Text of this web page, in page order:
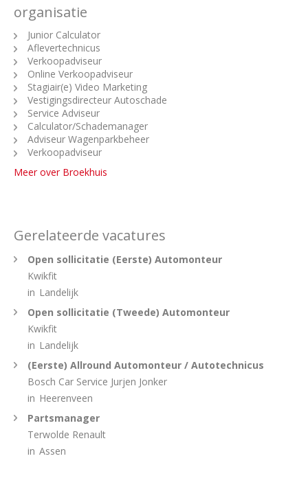
organisatie
Junior Calculator
Aflevertechnicus
Verkoopadviseur
Online Verkoopadviseur
Stagiair(e) Video Marketing
Vestigingsdirecteur Autoschade
Service Adviseur
Calculator/Schademanager
Adviseur Wagenparkbeheer
Verkoopadviseur
Meer over Broekhuis
Gerelateerde vacatures
Open sollicitatie (Eerste) Automonteur
Kwikfit
in Landelijk
Open sollicitatie (Tweede) Automonteur
Kwikfit
in Landelijk
(Eerste) Allround Automonteur / Autotechnicus
Bosch Car Service Jurjen Jonker
in Heerenveen
Partsmanager
Terwolde Renault
in Assen